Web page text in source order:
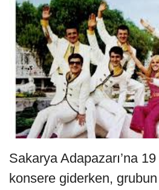
Sakarya Adapazarı’na
konsere giderken,